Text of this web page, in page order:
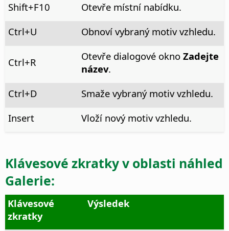
Shift+F10
Otevře místní nabídku.
Ctrl+U Obnoví vybraný motiv vzhledu.
Ctrl+R Otevře dialogové okno Zadejte
název.
Ctrl+D
Smaže vybraný motiv vzhledu.
Insert
Vloží nový motiv vzhledu.
Klávesové zkratky v oblasti náhled
Galerie:
Klávesové
zkratky
Výsledek